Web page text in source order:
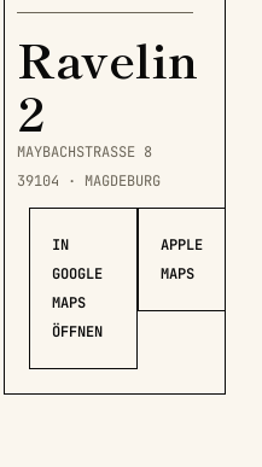
Ravelin
2
MAYBACHSTRASSE 8
39104 · MAGDEBURG
IN
GOOGLE
MAPS
ÖFFNEN
APPLE
MAPS